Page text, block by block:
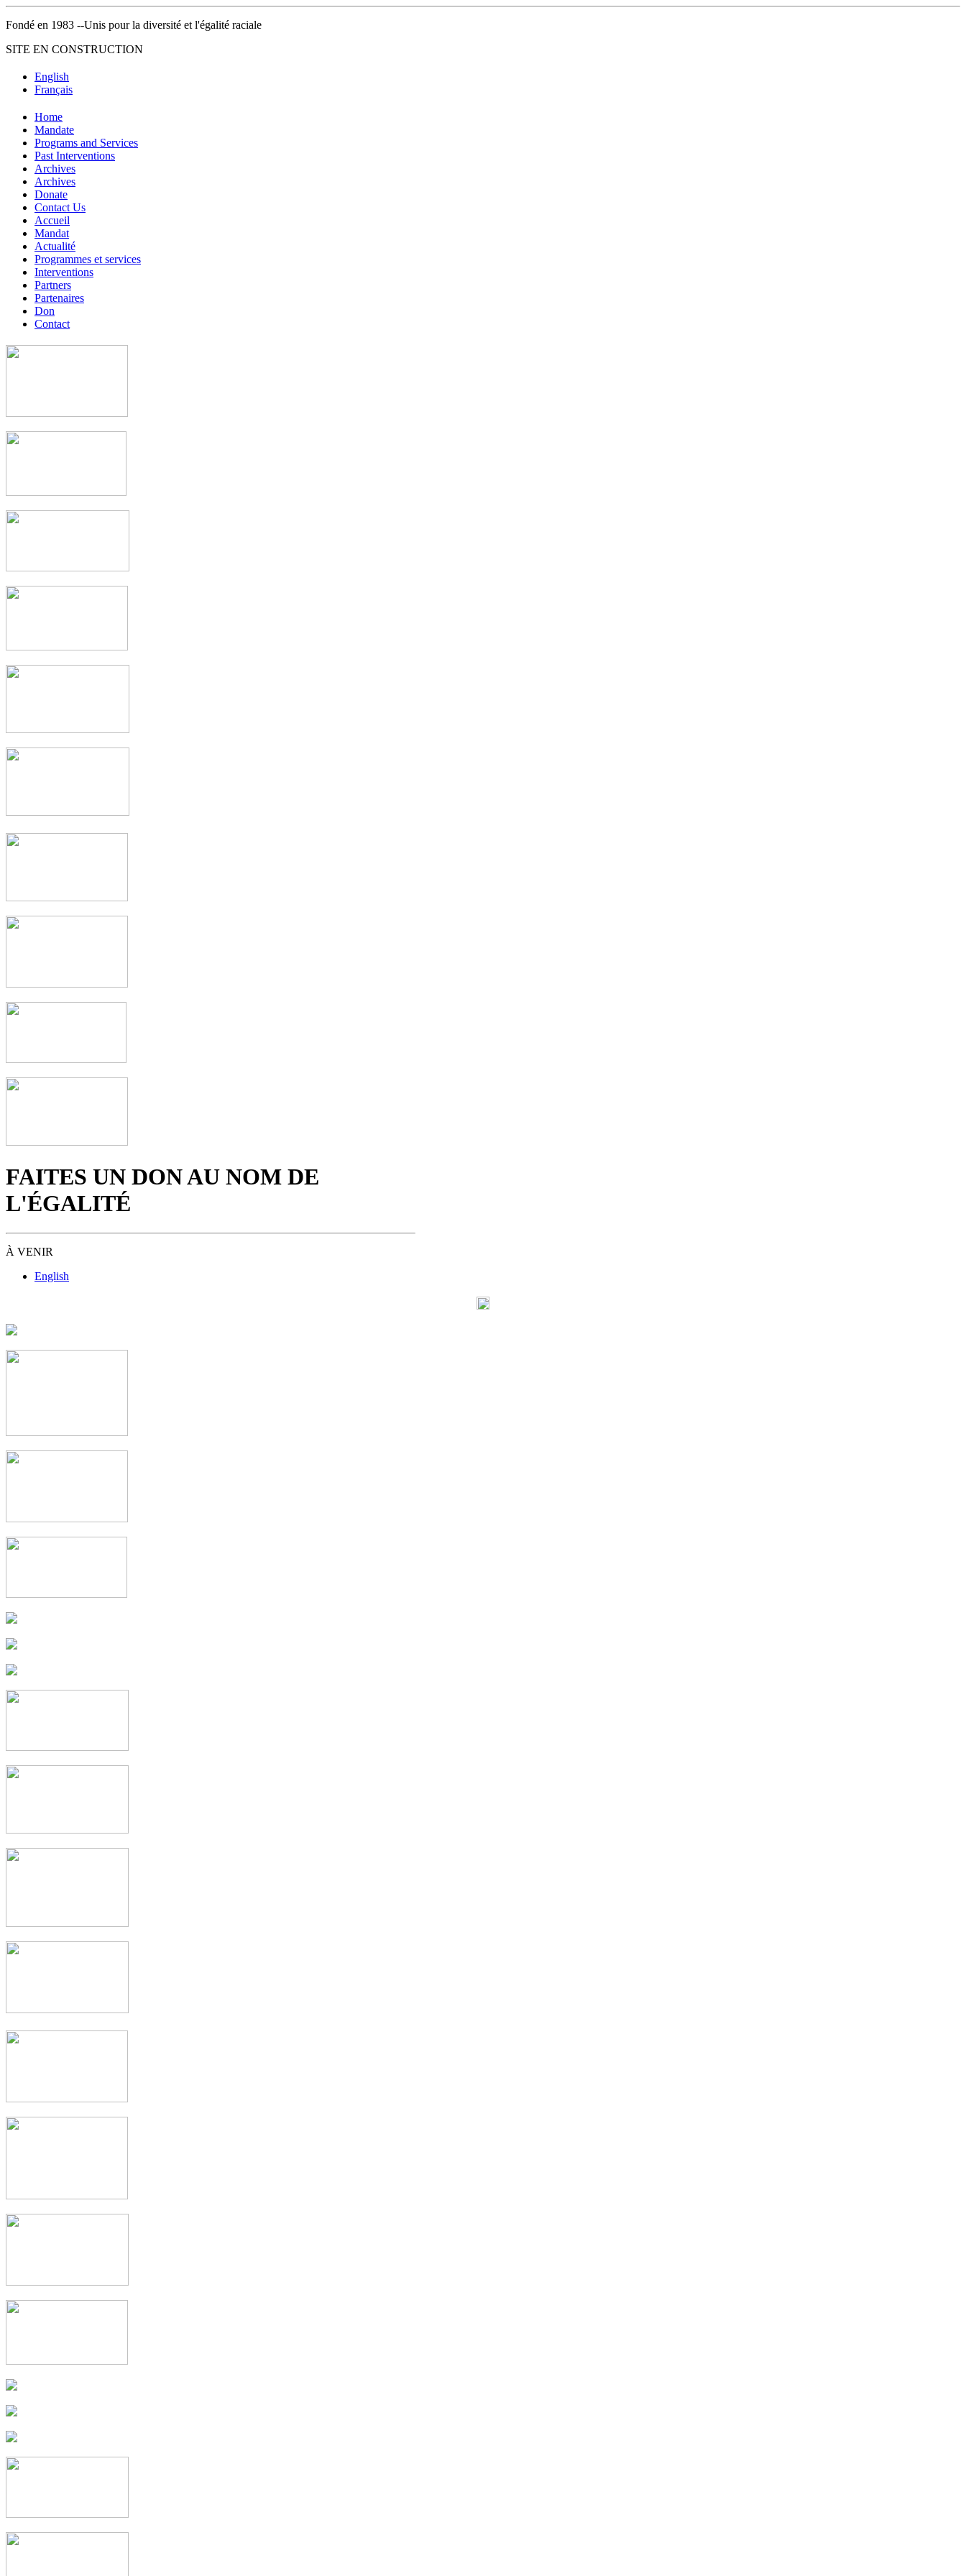
Fondé en 1983 --Unis pour la diversité et l'égalité raciale
SITE EN CONSTRUCTION
English
Français
Home
Mandate
Programs and Services
Past Interventions
Archives
Archives
Donate
Contact Us
Accueil
Mandat
Actualité
Programmes et services
Interventions
Partners
Partenaires
Don
Contact
FAITES UN DON AU NOM DE
L'ÉGALITÉ
À VENIR
English